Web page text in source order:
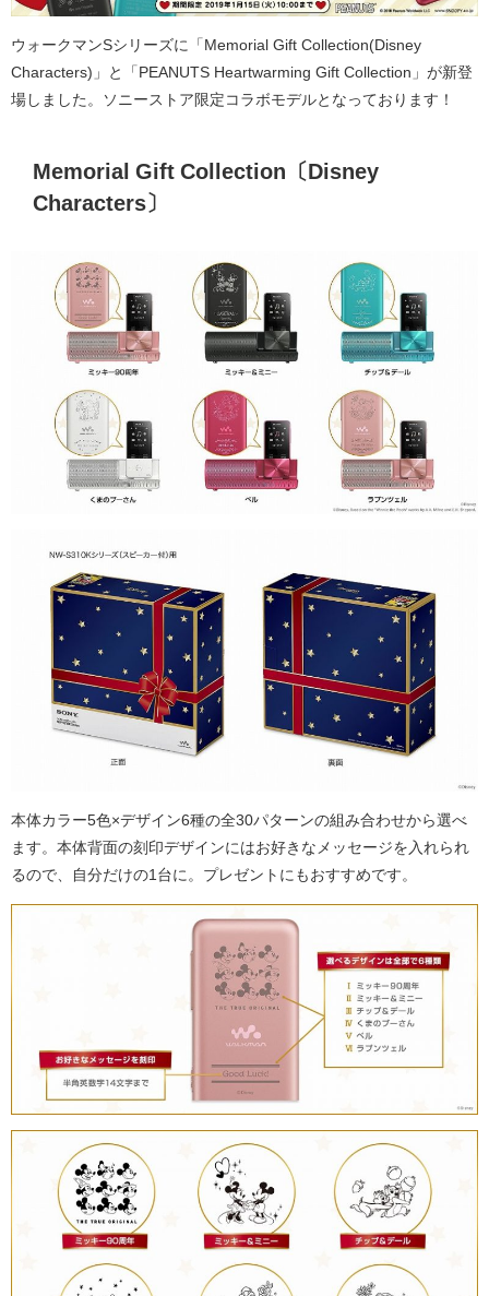
ウォークマンSシリーズに「Memorial Gift Collection(Disney
Characters)」と「PEANUTS Heartwarming Gift Collection」が新登
場しました。ソニーストア限定コラボモデルとなっております！
Memorial Gift Collection〔Disney
Characters〕
本体カラー5色×デザイン6種の全30パターンの組み合わせから選べ
ます。本体背面の刻印デザインにはお好きなメッセージを入れられ
るので、自分だけの1台に。プレゼントにもおすすめです。